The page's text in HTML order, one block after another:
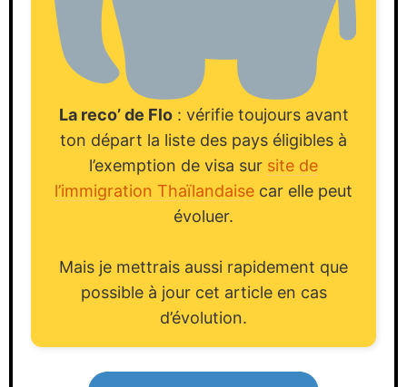
La reco’ de Flo: vérifie toujours avant
ton départ la liste des pays éligibles à
l’exemption de visa sur site de
l’immigration Thaïlandaise car elle peut
évoluer.
Mais je mettrais aussi rapidement que
possible à jour cet article en cas
d’évolution.